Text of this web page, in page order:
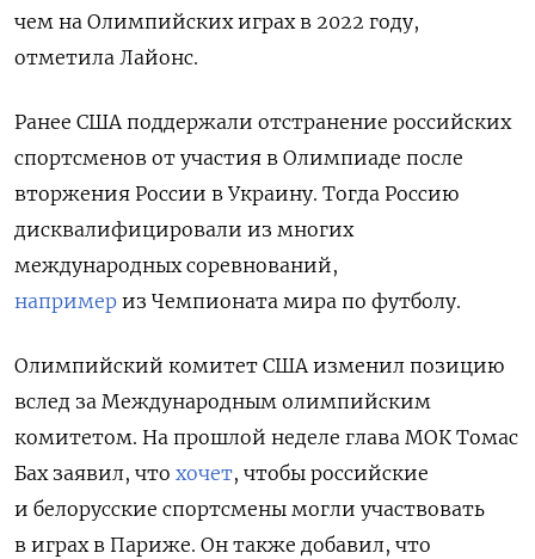
чем на Олимпийских играх в 2022 году,
отметила Лайонс.
Ранее США поддержали отстранение российских
спортсменов от участия в Олимпиаде после
вторжения России в Украину. Тогда Россию
дисквалифицировали из многих
международных соревнований,
например из Чемпионата мира по футболу.
Олимпийский комитет США изменил позицию
вслед за Международным олимпийским
комитетом. На прошлой неделе глава МОК Томас
Бах заявил, что хочет, чтобы российские
и белорусские спортсмены могли участвовать
в играх в Париже. Он также добавил, что